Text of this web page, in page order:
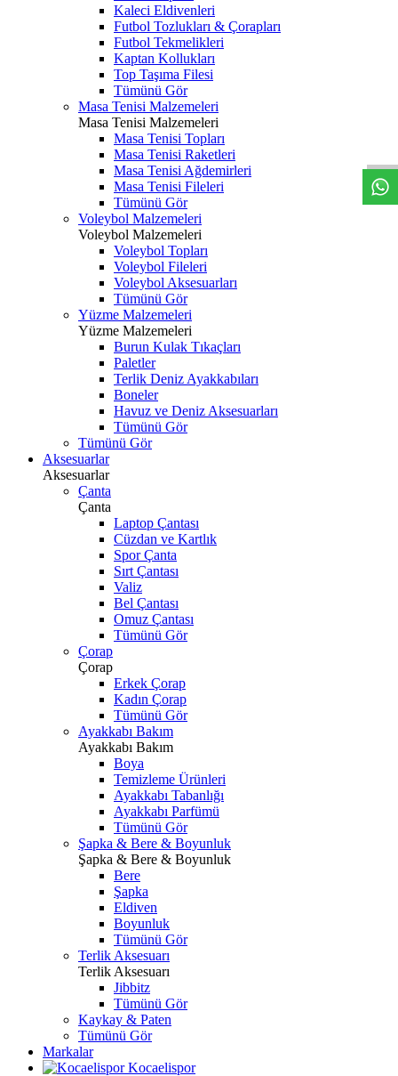
Kaleci Eldivenleri
Futbol Tozlukları & Çorapları
Futbol Tekmelikleri
Kaptan Kollukları
Top Taşıma Filesi
Tümünü Gör
Masa Tenisi Malzemeleri
Masa Tenisi Malzemeleri
Masa Tenisi Topları
Masa Tenisi Raketleri
Masa Tenisi Ağdemirleri
Masa Tenisi Fileleri
Tümünü Gör
Voleybol Malzemeleri
Voleybol Malzemeleri
Voleybol Topları
Voleybol Fileleri
Voleybol Aksesuarları
Tümünü Gör
Yüzme Malzemeleri
Yüzme Malzemeleri
Burun Kulak Tıkaçları
Paletler
Terlik Deniz Ayakkabıları
Boneler
Havuz ve Deniz Aksesuarları
Tümünü Gör
Tümünü Gör
Aksesuarlar
Aksesuarlar
Çanta
Çanta
Laptop Çantası
Cüzdan ve Kartlık
Spor Çanta
Sırt Çantası
Valiz
Bel Çantası
Omuz Çantası
Tümünü Gör
Çorap
Çorap
Erkek Çorap
Kadın Çorap
Tümünü Gör
Ayakkabı Bakım
Ayakkabı Bakım
Boya
Temizleme Ürünleri
Ayakkabı Tabanlığı
Ayakkabı Parfümü
Tümünü Gör
Şapka & Bere & Boyunluk
Şapka & Bere & Boyunluk
Bere
Şapka
Eldiven
Boyunluk
Tümünü Gör
Terlik Aksesuarı
Terlik Aksesuarı
Jibbitz
Tümünü Gör
Kaykay & Paten
Tümünü Gör
Markalar
Kocaelispor